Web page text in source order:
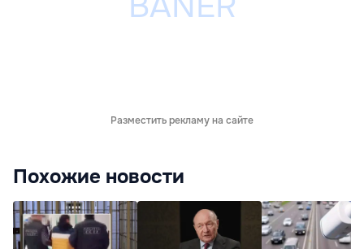
Разместить рекламу на сайте
Похожие новости